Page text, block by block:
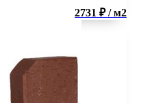
2731 ₽ / м2